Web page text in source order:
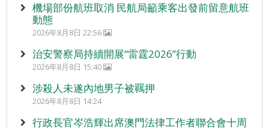
機場部份航班取消 民航局籲乘客出發前留意航班
動態
2026年8月8日 22:56
治安警察局持續開展“雷霆2026”行動
2026年8月8日 15:40
涉殺人未遂內地男子被羈押
2026年8月8日 14:24
行政長官岑浩輝出席澳門法律工作者聯合會十周